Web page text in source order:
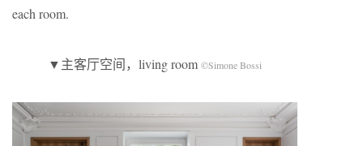
each room.
▼主客厅空间，living room ©Simone Bossi